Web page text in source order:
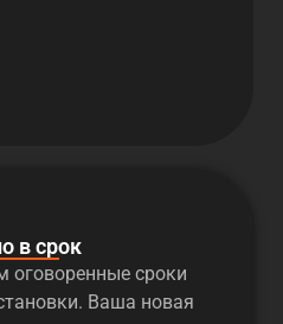
в срок
оговоренные сроки
Ваша новая